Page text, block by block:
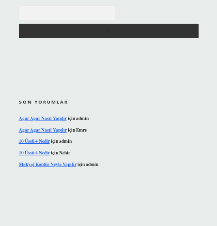
SON YORUMLAR
Agar Agar Nasıl Yapılıriçinadmin
Agar Agar Nasıl YapılıriçinEmre
10 Üssü 4 Nediriçinadmin
10 Üssü 4 NediriçinNehir
Makyaj Kontür Neyle Yapılıriçinadmin